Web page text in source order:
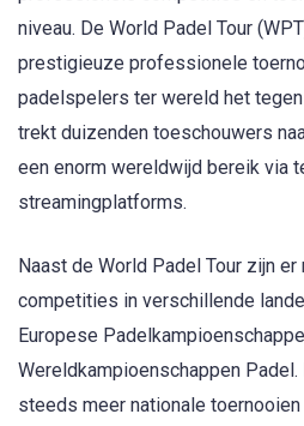
niveau. De World Padel Tour
prestigieuze professionele
padelspelers ter wereld het
trekt duizenden toeschouwers
een enorm wereldwijd bereik via
streamingplatforms.
Naast de World Padel Tour zijn
competities in verschillende
Europese
Wereldkampioenschappen
steeds meer nationale